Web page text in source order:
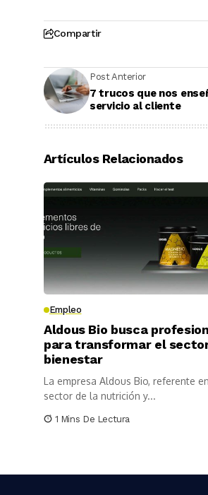
Compartir
Post Anterior
7 trucos que nos
servicio al cliente
Artículos Relacionados
Empleo
Aldous Bio busca
para transformar el
bienestar
La empresa Aldous Bio, referente
sector de la nutrición y...
1 Mins De Lectura